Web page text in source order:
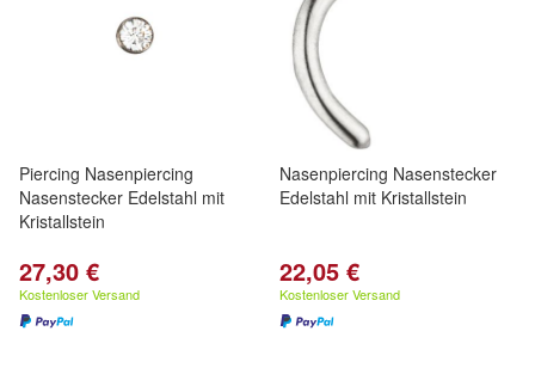
Piercing Nasenpiercing
Nasenstecker Edelstahl mit
Kristallstein
27,30 €
Kostenloser Versand
Nasenpiercing Nasenstecker
Edelstahl mit Kristallstein
22,05 €
Kostenloser Versand